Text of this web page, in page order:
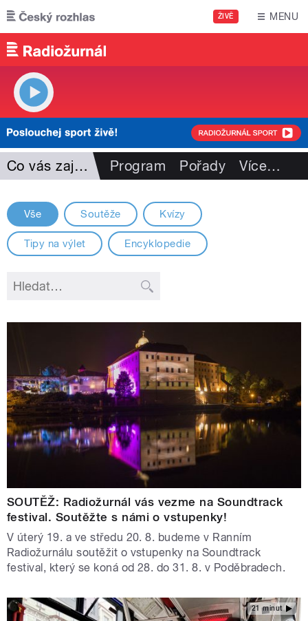
Přejít k hlavnímu obsahu
ŽIVĚ MENU
Co vás zajímá Program Pořady Více…
Vše Soutěže Kvízy
Tipy na výlet Encyklopedie
SOUTĚŽ: Radiožurnál vás vezme na Soundtrack
festival. Soutěžte s námi o vstupenky!
V úterý 19. a ve středu 20. 8. budeme v Ranním
Radiožurnálu soutěžit o vstupenky na Soundtrack
festival, který se koná od 28. do 31. 8. v Poděbradech.
21 minut